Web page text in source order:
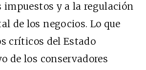
impuestos y a la regulación
de los negocios. Lo que
críticos del Estado
de los conservadores